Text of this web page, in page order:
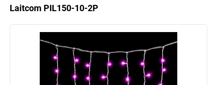
Laitcom PIL150-10-2P